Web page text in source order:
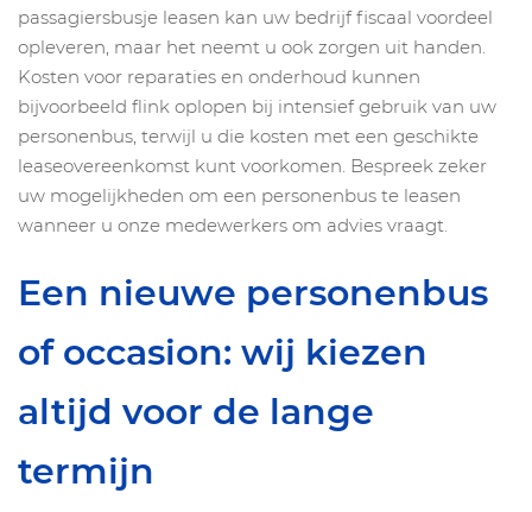
passagiersbusje leasen kan uw bedrijf fiscaal voordeel
opleveren, maar het neemt u ook zorgen uit handen.
Kosten voor reparaties en onderhoud kunnen
bijvoorbeeld flink oplopen bij intensief gebruik van uw
personenbus, terwijl u die kosten met een geschikte
leaseovereenkomst kunt voorkomen. Bespreek zeker
uw mogelijkheden om een personenbus te leasen
wanneer u onze medewerkers om advies vraagt.
Een nieuwe personenbus
of occasion: wij kiezen
altijd voor de lange
termijn